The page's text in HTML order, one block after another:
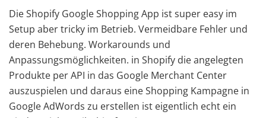
Die Shopify Google Shopping App ist super easy im
Setup aber tricky im Betrieb. Vermeidbare Fehler und
deren Behebung. Workarounds und
Anpassungsmöglichkeiten. in Shopify die angelegten
Produkte per API in das Google Merchant Center
auszuspielen und daraus eine Shopping Kampagne in
Google AdWords zu erstellen ist eigentlich echt ein